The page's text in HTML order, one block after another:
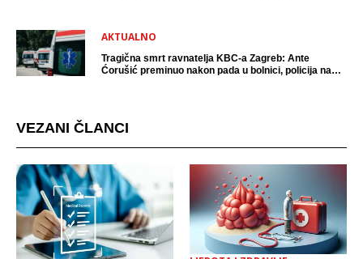
AKTUALNO
Tragična smrt ravnatelja KBC-a Zagreb: Ante
Ćorušić preminuo nakon pada u bolnici, policija na
VEZANI ČLANCI